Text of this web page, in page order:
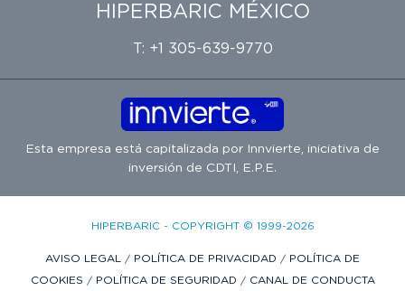
HIPERBARIC MÉXICO
T: +1 305-639-9770
Esta empresa está capitalizada por Innvierte , iniciativa de
inversión de CDTI, E.P.E.
HIPERBARIC - COPYRIGHT © 1999-2026
AVISO LEGAL / POLÍTICA DE PRIVACIDAD / POLÍTICA DE
COOKIES / POLÍTICA DE SEGURIDAD / CANAL DE CONDUCTA